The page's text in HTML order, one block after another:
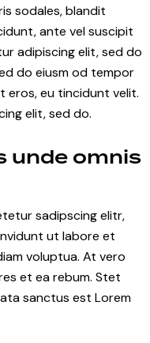
sodales, blandit
ante vel suscipit
adipiscing elit, sed do
do eiusm od tempor
eros, eu tincidunt velit.
elit, sed do.
unde omnis
sadipscing elitr,
ut labore et
voluptua. At vero
et ea rebum. Stet
sanctus est Lorem